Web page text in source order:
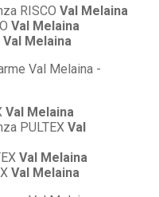
RISCO Val Melaina
Val Melaina
Val Melaina
Val Melaina
PULTEX Val
Val Melaina
Val Melaina